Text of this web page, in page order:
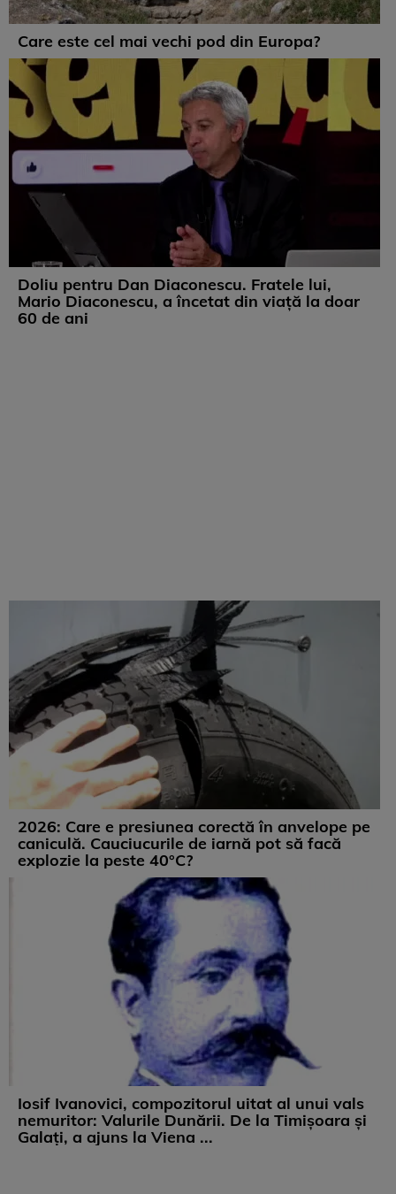
Care este cel mai vechi pod din Europa?
Doliu pentru Dan Diaconescu. Fratele lui,
Mario Diaconescu, a încetat din viață la doar
60 de ani
2026: Care e presiunea corectă în anvelope pe
caniculă. Cauciucurile de iarnă pot să facă
explozie la peste 40°C?
Iosif Ivanovici, compozitorul uitat al unui vals
nemuritor: Valurile Dunării. De la Timișoara și
Galați, a ajuns la Viena ...